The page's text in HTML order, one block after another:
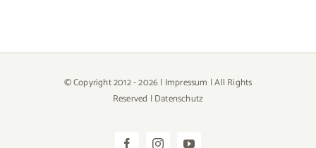
© Copyright 2012 -2026 | Impressum | All Rights
Reserved |Datenschutz